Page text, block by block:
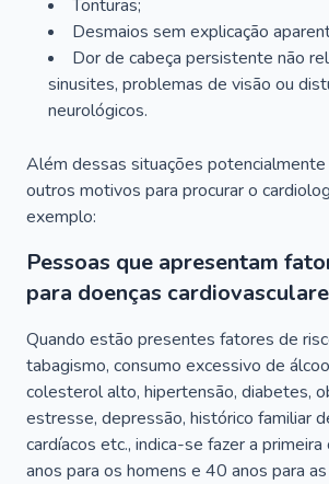
Tonturas;
Desmaios sem explicação
Dor de cabeça persistente não
sinusites, problemas de visão ou
neurológicos.
Além dessas situações potencialmente
outros motivos para procurar o
exemplo:
Pessoas que apresentam
para doenças
Quando estão presentes fatores de
tabagismo, consumo excessivo de
colesterol alto, hipertensão, diabetes,
estresse, depressão, histórico familiar
cardíacos etc., indica-se fazer a
anos para os homens e 40 anos para